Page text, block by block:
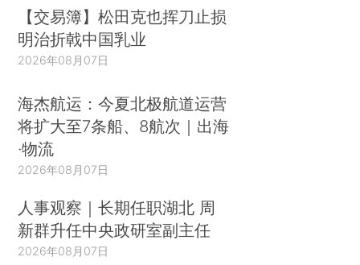
【交易簿】松田克也挥刀止损
明治折戟中国乳业
2026年08月07日
海杰航运：今夏北极航道运营
将扩大至7条船、8航次｜出海
·物流
2026年08月07日
人事观察｜长期任职湖北 周
新群升任中央政研室副主任
2026年08月07日